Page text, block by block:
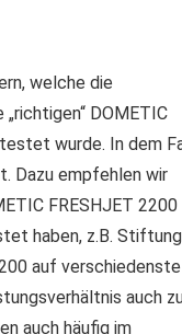
welche die
DOMETIC
wurde. In dem
Dazu empfehlen wir
FRESHJET 2200
haben, z.B. Stiftung
auf verschiedenste
auch
auch häufig im